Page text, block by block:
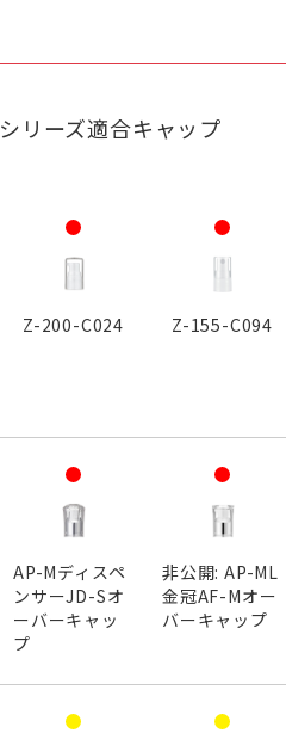
シリーズ適合キャップ
Z-200-C024 Z-155-C094
AP-Mディスペ
ンサーJD-Sオ
ーバーキャッ
プ
非公開: AP-ML
金冠AF-Mオー
バーキャップ